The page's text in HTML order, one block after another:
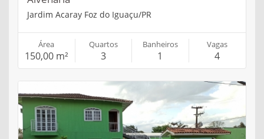
Jardim Acaray Foz do Iguaçu/PR
Área
150,00 m²
Quartos
3
Banheiros
1
Vagas
4